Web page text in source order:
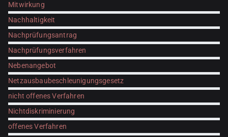
Mitwirkung
Nachhaltigkeit
Nachprüfungsantrag
Nachprüfungsverfahren
Nebenangebot
Netzausbaubeschleunigungsgesetz
nicht offenes Verfahren
Nichtdiskriminierung
offenes Verfahren